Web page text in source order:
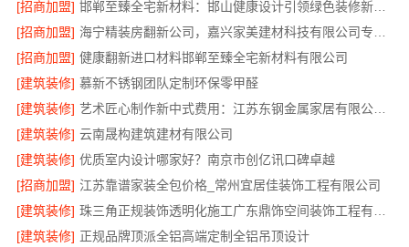
[招商加盟]
邯郸至臻全宅新材料：邯山健康设计引领绿色装修新风尚
[招商加盟]
[招商加盟] 健康翻新进口材料邯郸至臻全宅新材料有限公司
[建筑装修] 慕新不锈钢团队定制环保零甲醛
[建筑装修]
艺术匠心制作新中式费用：江苏东钢金属家居有限公司详解
[建筑装修] 云南晟构建筑建材有限公司
[建筑装修] 优质室内设计哪家好？南京市创亿讯口碑卓越
[招商加盟] 江苏靠谱家装全包价格_常州宜居佳装饰工程有限公司
[建筑装修]
[建筑装修] 正规品牌顶派全铝高端定制全铝吊顶设计